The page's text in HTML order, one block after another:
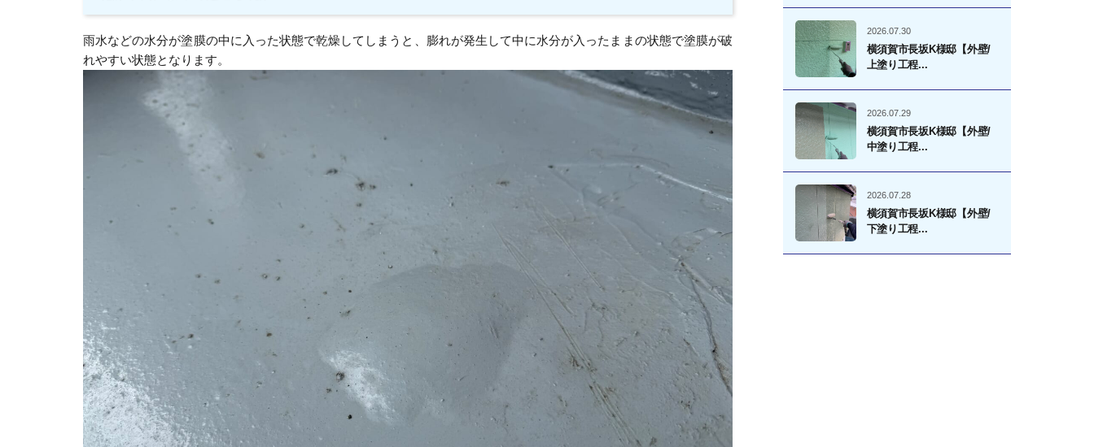
雨水などの水分が塗膜の中に入った状態で乾燥してしまうと、膨れが発生して中に水分が入ったままの状態で塗膜が破
れやすい状態となります。
2026.07.30
横須賀市長坂K様邸【外壁/
上塗り工程...
2026.07.29
横須賀市長坂K様邸【外壁/
中塗り工程...
2026.07.28
横須賀市長坂K様邸【外壁/
下塗り工程...